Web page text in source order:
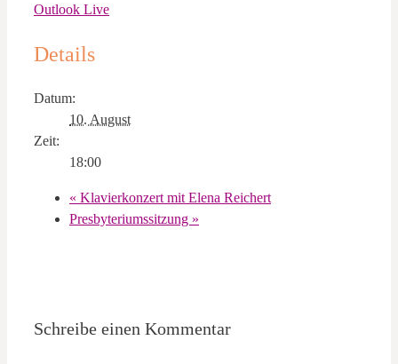
Outlook Live
Details
Datum:
10. August
Zeit:
18:00
« Klavierkonzert mit Elena Reichert
Presbyteriumssitzung »
Schreibe einen Kommentar